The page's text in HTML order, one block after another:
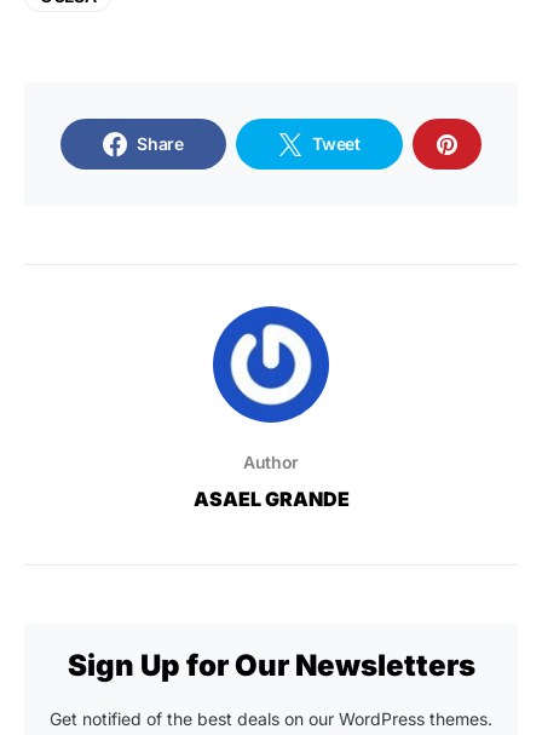
Share Tweet
Author
ASAEL GRANDE
Sign Up for Our Newsletters
Get notified of the best deals on our WordPress themes.